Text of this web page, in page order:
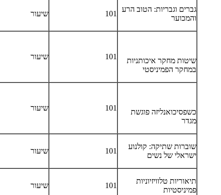
גברים וגבריות: הטוב הרע
והמכוער
101 שיעור
שיטות מחקר איכותניות
במחקר הפמיניסטי
101 שיעור
כשפסיכואנליזה פוגשת
מגדר
101 שיעור
שוברות שתיקה: קולנוע
ישראלי של נשים
101 שיעור
תיאוריות טלוויזיוניות
פמיניסטיות
101 שיעור